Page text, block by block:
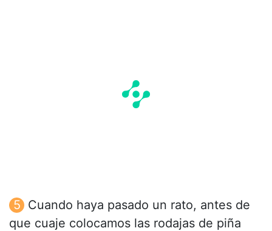
Cuando haya pasado un rato, antes de
que cuaje colocamos las rodajas de piña